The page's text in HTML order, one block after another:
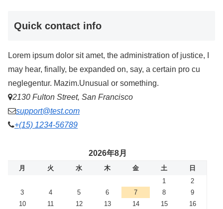
Quick contact info
Lorem ipsum dolor sit amet, the administration of justice, I
may hear, finally, be expanded on, say, a certain pro cu
neglegentur. Mazim.Unusual or something.
2130 Fulton Street, San Francisco
support@test.com
+(15) 1234-56789
2026年8月
月 火 水 木 金 土
日
1
2
3
4 5 6 7 8
9
10
11 12 13 14 15
16